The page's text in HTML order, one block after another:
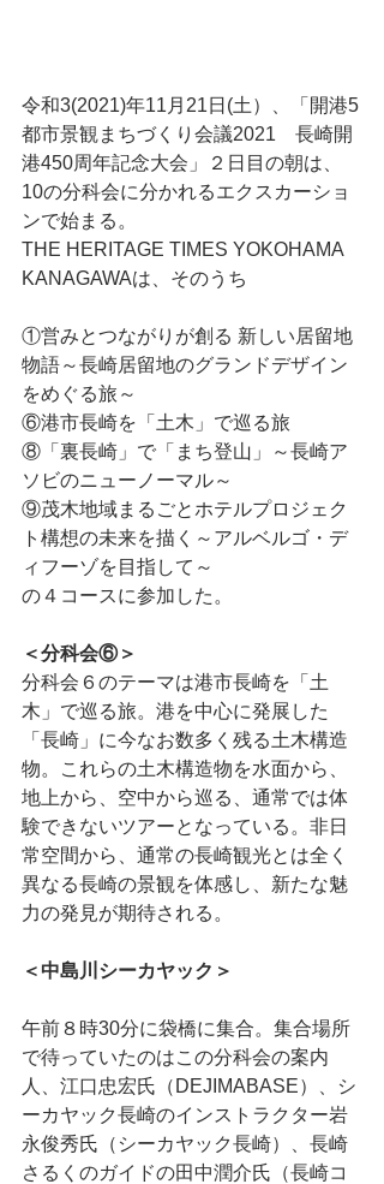
令和3(2021)年11月21日(土）、「開港5
都市景観まちづくり会議2021　長崎開
港450周年記念大会」２日目の朝は、
10の分科会に分かれるエクスカーショ
ンで始まる。
THE HERITAGE TIMES YOKOHAMA
KANAGAWAは、そのうち
①営みとつながりが創る 新しい居留地
物語～長崎居留地のグランドデザイン
をめぐる旅～
⑥港市長崎を「土木」で巡る旅
⑧「裏長崎」で「まち登山」～長崎ア
ソビのニューノーマル～
⑨茂木地域まるごとホテルプロジェク
ト構想の未来を描く～アルベルゴ・デ
ィフーゾを目指して～
の４コースに参加した。
＜分科会⑥＞
分科会６のテーマは港市長崎を「土
木」で巡る旅。港を中心に発展した
「長崎」に今なお数多く残る土木構造
物。これらの土木構造物を水面から、
地上から、空中から巡る、通常では体
験できないツアーとなっている。非日
常空間から、通常の長崎観光とは全く
異なる長崎の景観を体感し、新たな魅
力の発見が期待される。
＜中島川シーカヤック＞
午前８時30分に袋橋に集合。集合場所
で待っていたのはこの分科会の案内
人、江口忠宏氏（DEJIMABASE）、シ
ーカヤック長崎のインストラクター岩
永俊秀氏（シーカヤック長崎）、長崎
さるくのガイドの田中潤介氏（長崎コ